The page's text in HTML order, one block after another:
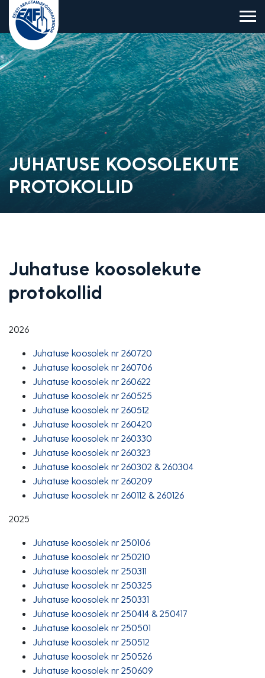
Eesti Aerutamisföderatsioon
JUHATUSE KOOSOLEKUTE
PROTOKOLLID
Juhatuse koosolekute
protokollid
2026
Juhatuse koosolek nr 260720
Juhatuse koosolek nr 260706
Juhatuse koosolek nr 260622
Juhatuse koosolek nr 260525
Juhatuse koosolek nr 260512
Juhatuse koosolek nr 260420
Juhatuse koosolek nr 260330
Juhatuse koosolek nr 260323
Juhatuse koosolek nr 260302 & 260304
Juhatuse koosolek nr 260209
Juhatuse koosolek nr 260112 & 260126
2025
Juhatuse koosolek nr 250106
Juhatuse koosolek nr 250210
Juhatuse koosolek nr 250311
Juhatuse koosolek nr 250325
Juhatuse koosolek nr 250331
Juhatuse koosolek nr 250414 & 250417
Juhatuse koosolek nr 250501
Juhatuse koosolek nr 250512
Juhatuse koosolek nr 250526
Juhatuse koosolek nr 250609